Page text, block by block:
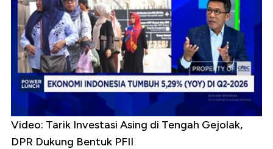
Video: Tarik Investasi Asing di Tengah Gejolak,
DPR Dukung Bentuk PFII